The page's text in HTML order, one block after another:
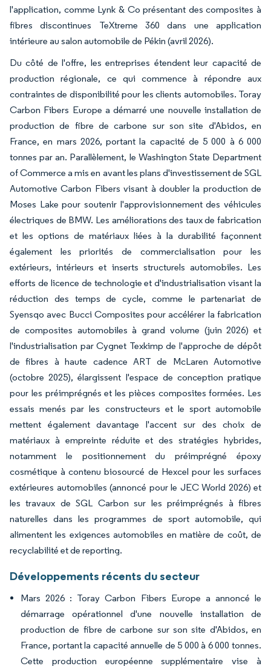
l'application, comme Lynk & Co présentant des composites à
fibres discontinues TeXtreme 360 dans une application
intérieure au salon automobile de Pékin (avril 2026).
Du côté de l'offre, les entreprises étendent leur capacité de
production régionale, ce qui commence à répondre aux
contraintes de disponibilité pour les clients automobiles. Toray
Carbon Fibers Europe a démarré une nouvelle installation de
production de fibre de carbone sur son site d'Abidos, en
France, en mars 2026, portant la capacité de 5 000 à 6 000
tonnes par an. Parallèlement, le Washington State Department
of Commerce a mis en avant les plans d'investissement de SGL
Automotive Carbon Fibers visant à doubler la production de
Moses Lake pour soutenir l'approvisionnement des véhicules
électriques de BMW. Les améliorations des taux de fabrication
et les options de matériaux liées à la durabilité façonnent
également les priorités de commercialisation pour les
extérieurs, intérieurs et inserts structurels automobiles. Les
efforts de licence de technologie et d'industrialisation visant la
réduction des temps de cycle, comme le partenariat de
Syensqo avec Bucci Composites pour accélérer la fabrication
de composites automobiles à grand volume (juin 2026) et
l'industrialisation par Cygnet Texkimp de l'approche de dépôt
de fibres à haute cadence ART de McLaren Automotive
(octobre 2025), élargissent l'espace de conception pratique
pour les préimprégnés et les pièces composites formées. Les
essais menés par les constructeurs et le sport automobile
mettent également davantage l'accent sur des choix de
matériaux à empreinte réduite et des stratégies hybrides,
notamment le positionnement du préimprégné époxy
cosmétique à contenu biosourcé de Hexcel pour les surfaces
extérieures automobiles (annoncé pour le JEC World 2026) et
les travaux de SGL Carbon sur les préimprégnés à fibres
naturelles dans les programmes de sport automobile, qui
alimentent les exigences automobiles en matière de coût, de
recyclabilité et de reporting.
Développements récents du secteur
Mars 2026 : Toray Carbon Fibers Europe a annoncé le
démarrage opérationnel d'une nouvelle installation de
production de fibre de carbone sur son site d'Abidos, en
France, portant la capacité annuelle de 5 000 à 6 000 tonnes.
Cette production européenne supplémentaire vise à